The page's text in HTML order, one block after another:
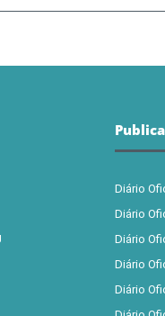
Diário
Diário
Diário
Diário
Diário